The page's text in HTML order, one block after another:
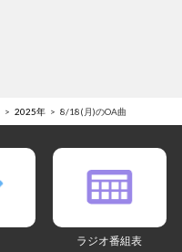
2025年 8/18(月)のOA曲
ラジオ番組表